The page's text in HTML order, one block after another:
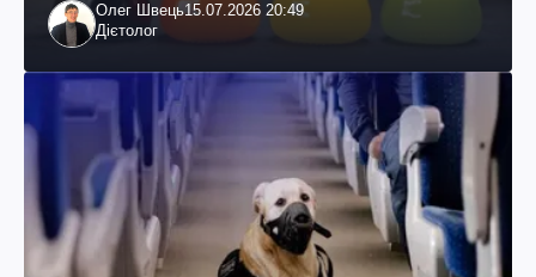
Олег Швець15.07.2026 20:49
Дієтолог